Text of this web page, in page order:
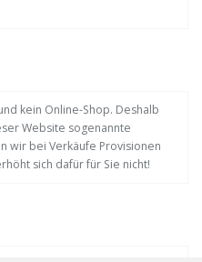
kein Online-Shop. Deshalb
Website sogenannte
wir bei Verkäufe Provisionen
sich dafür für Sie nicht!